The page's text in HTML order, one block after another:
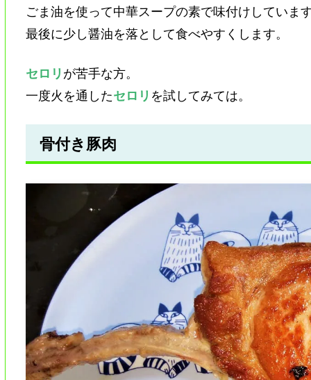
ごま油を使って中華スープの素で味付けしていま
最後に少し醤油を落として食べやすくします。
セロリ が苦手な方。
一度火を通したセロリ を試してみては。
骨付き豚肉